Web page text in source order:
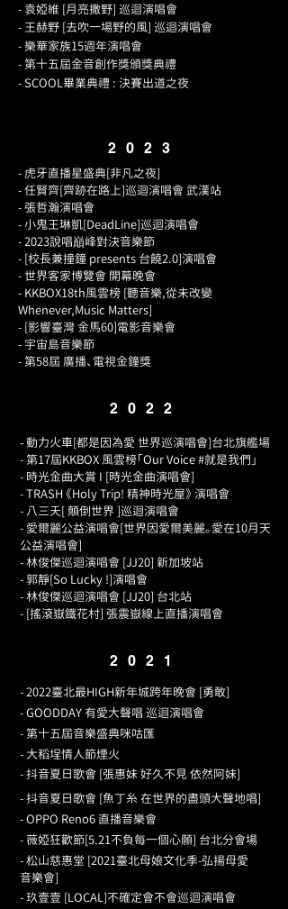
- 袁婭維 [月亮撒野] 巡迴演唱會
- 王赫野 [去吹一場野的風] 巡迴演唱會
- 樂華家族15週年演唱會
- 第十五屆金音創作獎頒獎典禮
- SCOOL畢業典禮 : 決賽出道之夜
2023
- 虎牙直播星盛典[非凡之夜]
- 任賢齊[齊跡在路上]巡迴演唱會 武漢站
- 張哲瀚演唱會
- 小鬼王琳凱[DeadLine]巡迴演唱會
- 2023說唱巔峰對決音樂節
- [校長兼撞鐘 presents 台饒2.0]演唱會
- 世界客家博覽會 開幕晚會
- KKBOX18th風雲榜 [聽音樂,從未改變
Whenever,Music Matters]
- [影響臺灣 金馬60]電影音樂會
- 宇宙島音樂節
- 第58屆 廣播、電視金鐘獎
2022
- 動力火車[都是因為愛 世界巡演唱會]台北旗艦場
- 第17屆KKBOX 風雲榜「Our Voice #就是我們」
- 時光金曲大賞 I [時光金曲演唱會]
- TRASH 《Holy Trip! 精神時光屋》 演唱會
- 八三夭[ 顛倒世界 ]巡迴演唱會
- 愛爾麗公益演唱會[世界因愛爾美麗。愛在10月天
公益演唱會]
- 林俊傑巡迴演唱會 [JJ20] 新加坡站
- 郭靜[So Lucky !]演唱會
- 林俊傑巡迴演唱會 [JJ20] 台北站
- [搖滾嶽鐵花村] 張震嶽線上直播演唱會
2021
- 2022臺北最HIGH新年城跨年晚會 [勇敢]
- GOODDAY 有愛大聲唱 巡迴演唱會
- 第十五屆音樂盛典咪咕匯
- 大稻埕情人節煙火
- 抖音夏日歌會 [張惠妹 好久不見 依然阿妹]
- 抖音夏日歌會 [魚丁糸 在世界的盡頭大聲地唱]
- OPPO Reno6 直播音樂會
- 薇婭狂歡節[5.21不負每一個心願] 台北分會場
- 松山慈惠堂 [2021臺北母娘文化季-弘揚母愛
音樂會]
- 玖壹壹 [LOCAL]不確定會不會巡迴演唱會